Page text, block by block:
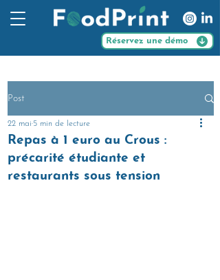
Réservez une démo
Post
Repas à 1 euro au Crous :
précarité étudiante et
restaurants sous tension
22 mai 5 min de lecture